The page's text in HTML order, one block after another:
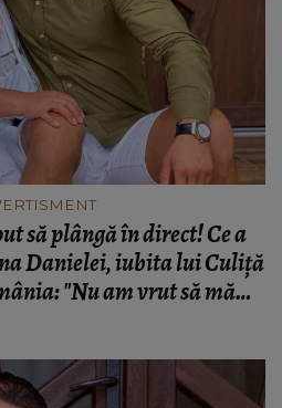
să plângă în direct! Ce a
Danielei, iubita lui Culiță
"Nu am vrut să mă